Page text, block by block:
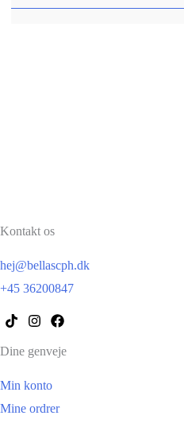
Kontakt os
hej@bellascph.dk
+45 36200847
Dine genveje
Min konto
Mine ordrer